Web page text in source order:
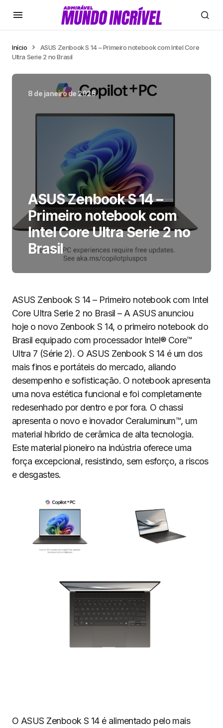
Início
ASUS Zenbook S 14 – Primeiro notebook com Intel Core
Ultra Serie 2 no Brasil
8 de janeiro de 2026
ASUS Zenbook S 14 –
Primeiro notebook com
Intel Core Ultra Serie 2 no
Brasil
ASUS Zenbook S 14 – Primeiro notebook com Intel
Core Ultra Serie 2 no Brasil – A ASUS anunciou
hoje o novo Zenbook S 14, o primeiro notebook do
Brasil equipado com processador Intel® Core™
Ultra 7 (Série 2). O ASUS Zenbook S 14 é um dos
mais finos e portáteis do mercado, aliando
desempenho e sofisticação. O notebook apresenta
uma nova estética funcional e foi completamente
redesenhado por dentro e por fora. O chassi
apresenta o novo e inovador Ceraluminum™, um
material híbrido de cerâmica de alta tecnologia.
Este material pioneiro na indústria oferece uma
força excepcional, resistindo, sem esforço, a riscos
e desgastes.
O ASUS Zenbook S 14 é alimentado pelo mais